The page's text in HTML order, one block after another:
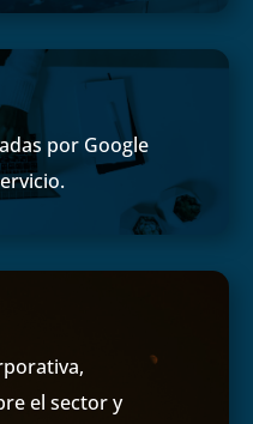
por Google
el sector y